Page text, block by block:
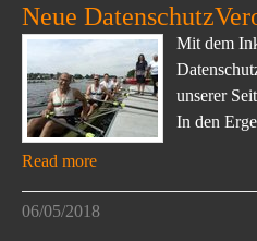
Neue
Mit dem
unserer
In den
Read more
06/05/2018